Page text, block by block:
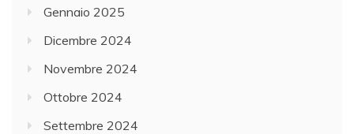
Gennaio 2025
Dicembre 2024
Novembre 2024
Ottobre 2024
Settembre 2024